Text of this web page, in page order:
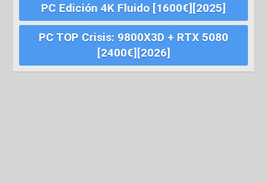
PC Edición 4K Fluido [1600€][2025]
PC TOP Crisis: 9800X3D + RTX 5080
[2400€][2026]